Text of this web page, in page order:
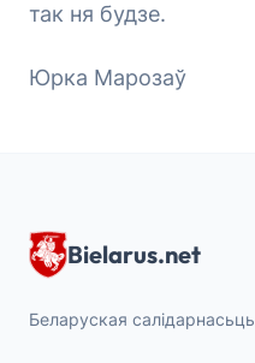
так ня будзе.
Юрка Марозаў
Bielarus.net
Беларуская салідарнасьць